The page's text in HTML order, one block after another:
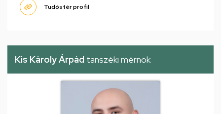
Tudóstér profil
Kis Károly Árpád tanszéki mérnök